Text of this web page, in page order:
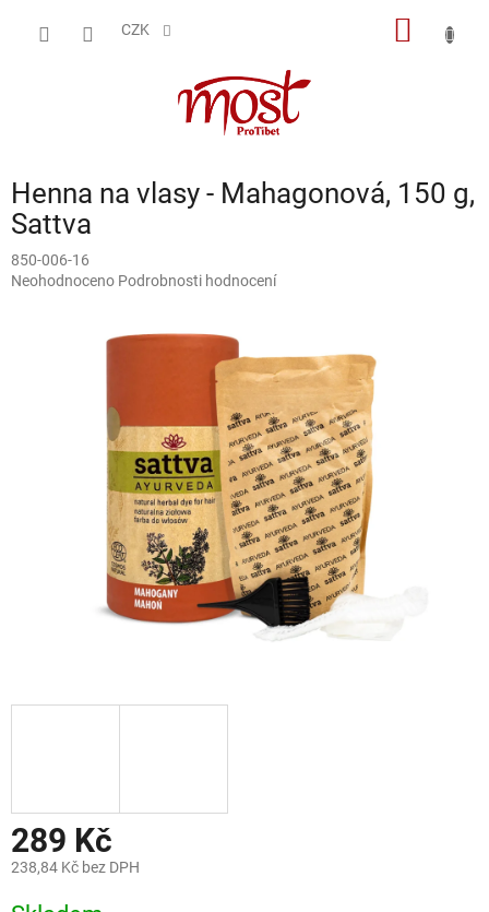
CZK
Henna na vlasy - Mahagonová, 150 g,
Sattva
850-006-16
Průměrné
Neohodnoceno Podrobnosti hodnocení
289 Kč
238,84 Kč bez DPH